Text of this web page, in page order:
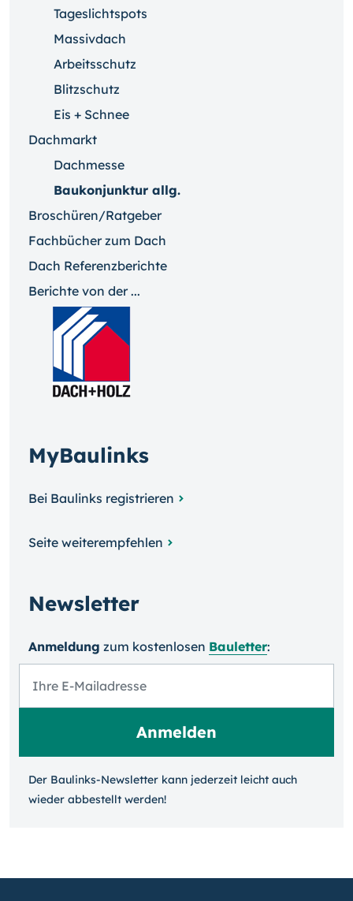
Tageslichtspots
Massivdach
Arbeitsschutz
Blitzschutz
Eis + Schnee
Dachmarkt
Dachmesse
Baukonjunktur allg.
Broschüren/Ratgeber
Fachbücher zum Dach
Dach Referenzberichte
Berichte von der ...
MyBaulinks
Bei Baulinks registrieren
Seite weiterempfehlen
Newsletter
Anmeldung zum kosten­losen Bauletter:
Der Baulinks-Newsletter kann jeder­zeit leicht auch
wieder ab­bestellt werden!